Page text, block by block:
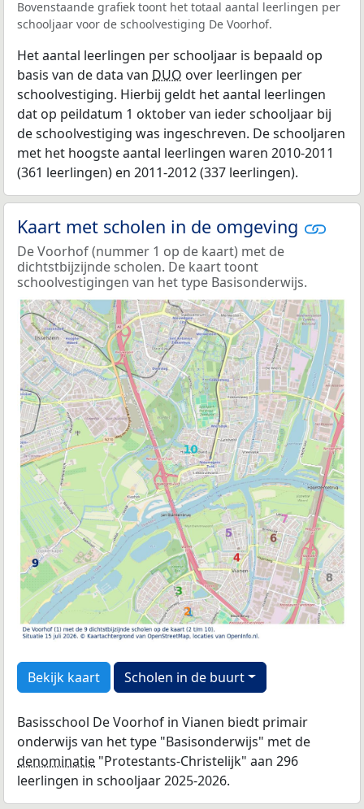
Bovenstaande grafiek toont het totaal aantal leerlingen per
schooljaar voor de schoolvestiging De Voorhof.
Het aantal leerlingen per schooljaar is bepaald op
basis van de data van DUO over leerlingen per
schoolvestiging. Hierbij geldt het aantal leerlingen
dat op peildatum 1 oktober van ieder schooljaar bij
de schoolvestiging was ingeschreven. De schooljaren
met het hoogste aantal leerlingen waren 2010-2011
(361 leerlingen) en 2011-2012 (337 leerlingen).
Kaart met scholen in de omgeving
De Voorhof (nummer 1 op de kaart) met de
dichtstbijzijnde scholen. De kaart toont
schoolvestigingen van het type Basisonderwijs.
Bekijk kaart Scholen in de buurt
Basisschool De Voorhof in Vianen biedt primair
onderwijs van het type "Basisonderwijs" met de
denominatie "Protestants-Christelijk" aan 296
leerlingen in schooljaar 2025-2026.